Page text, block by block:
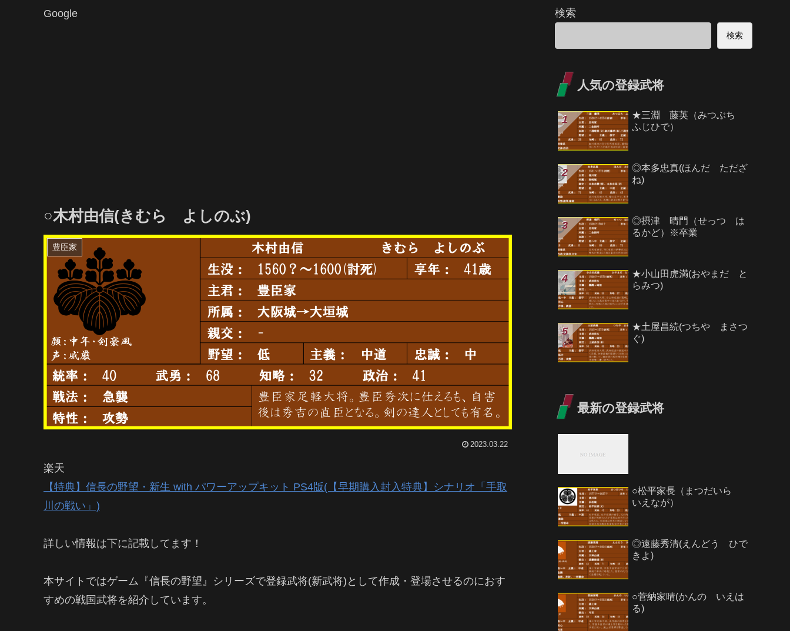
Google
○木村由信(きむら よしのぶ)
豊臣家
2023.03.22
楽天
【特典】信長の野望・新生 with パワーアップキット PS4版(【早期購入封入特典】シナリオ「手取
川の戦い」)
詳しい情報は下に記載してます！
本サイトではゲーム『信長の野望』シリーズで登録武将(新武将)として作成・登場させるのにおす
すめの戦国武将を紹介しています。
検索
検索
人気の登録武将
★三淵 藤英（みつぶち
ふじひで）
◎本多忠真(ほんだ ただざ
ね)
◎摂津 晴門（せっつ は
るかど）※卒業
★小山田虎満(おやまだ と
らみつ)
★土屋昌続(つちや まさつ
ぐ)
最新の登録武将
○松平家長（まつだいら
いえなが）
◎遠藤秀清(えんどう ひで
きよ)
○菅納家晴(かんの いえは
る)